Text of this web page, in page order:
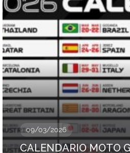
09/03/2026
CALENDARIO MOTO